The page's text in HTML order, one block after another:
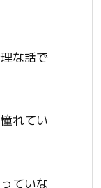
な話で
れてい
ていな